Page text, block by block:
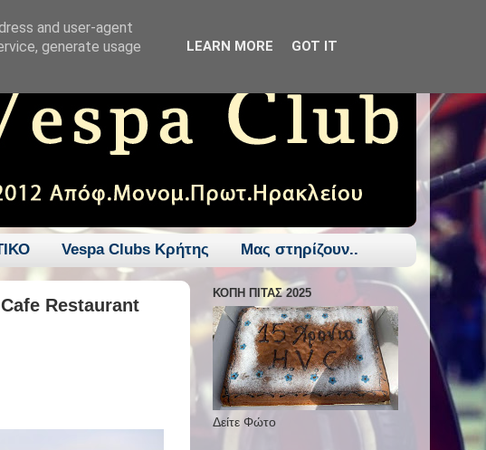
Vespa Clubs Κρήτης Μας στηρίζουν..
Restaurant
ΚΟΠΗ ΠΙΤΑΣ 2025
Δείτε Φώτο
and user-agent
generate usage
LEARN MORE GOT IT